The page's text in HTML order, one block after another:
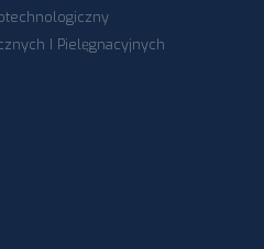
I Pielęgnacyjnych